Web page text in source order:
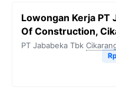
Lowongan Kerja PT
Of Construction,
PT Jababeka Tbk